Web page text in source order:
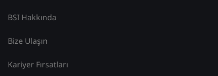
BSI Hakkında
Bize Ulaşın
Kariyer Fırsatları